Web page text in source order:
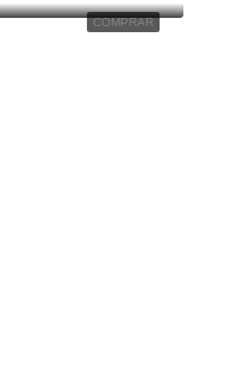
COMPRAR